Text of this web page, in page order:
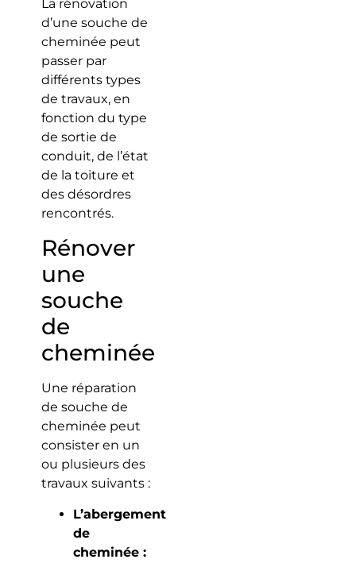
La rénovation
d’une souche de
cheminée peut
passer par
différents types
de travaux, en
fonction du type
de sortie de
conduit, de l’état
de la toiture et
des désordres
rencontrés.
Rénover
une
souche
de
cheminée
Une réparation
de souche de
cheminée peut
consister en un
ou plusieurs des
travaux suivants :
L’abergement
de
cheminée :